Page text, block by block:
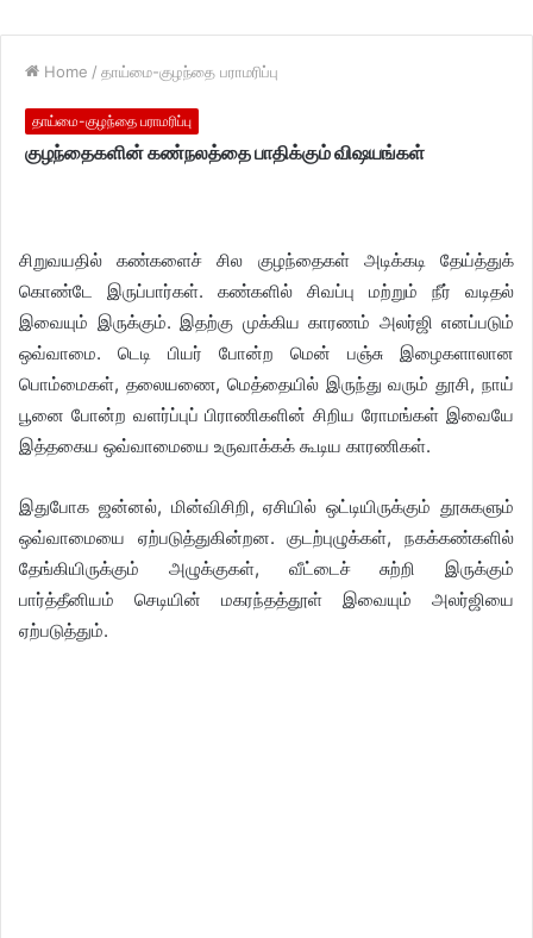
Home / தாய்மை-குழந்தை பராமரிப்பு
தாய்மை-குழந்தை பராமரிப்பு
குழந்தைகளின் கண்நலத்தை பாதிக்கும் விஷயங்கள்
சிறுவயதில் கண்களைச் சில குழந்தைகள் அடிக்கடி தேய்த்துக்
கொண்டே இருப்பார்கள். கண்களில் சிவப்பு மற்றும் நீர் வடிதல்
இவையும் இருக்கும். இதற்கு முக்கிய காரணம் அலர்ஜி எனப்படும்
ஒவ்வாமை. டெடி பியர் போன்ற மென் பஞ்சு இழைகளாலான
பொம்மைகள், தலையணை, மெத்தையில் இருந்து வரும் தூசி, நாய்
பூனை போன்ற வளர்ப்புப் பிராணிகளின் சிறிய ரோமங்கள் இவையே
இத்தகைய ஒவ்வாமையை உருவாக்கக் கூடிய காரணிகள்.
இதுபோக ஜன்னல், மின்விசிறி, ஏசியில் ஒட்டியிருக்கும் தூசுகளும்
ஒவ்வாமையை ஏற்படுத்துகின்றன. குடற்புழுக்கள், நகக்கண்களில்
தேங்கியிருக்கும் அழுக்குகள், வீட்டைச் சுற்றி இருக்கும்
பார்த்தீனியம் செடியின் மகரந்தத்தூள் இவையும் அலர்ஜியை
ஏற்படுத்தும்.